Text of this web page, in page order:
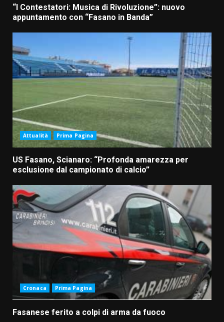
“I Contestatori: Musica di Rivoluzione”: nuovo
appuntamento con “Fasano in Banda”
Attualità Prima Pagina
US Fasano, Scianaro: “Profonda amarezza per
esclusione dal campionato di calcio”
Cronaca Prima Pagina
Fasanese ferito a colpi di arma da fuoco